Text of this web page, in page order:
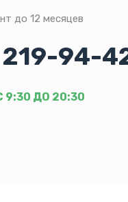
до 12 месяцев
219-94-
ДО 20:30